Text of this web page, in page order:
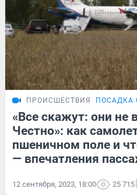
ПРОИСШЕСТВИЯ ПОСАДКА
«Все скажут: они не
Честно»: как
пшеничном поле и
— впечатления
12 сентября, 2023, 18:00 25 715